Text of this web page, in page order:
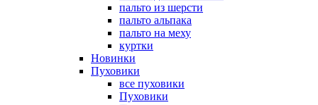
пальто из шерсти
пальто альпака
пальто на меху
куртки
Новинки
Пуховики
все пуховики
Пуховики